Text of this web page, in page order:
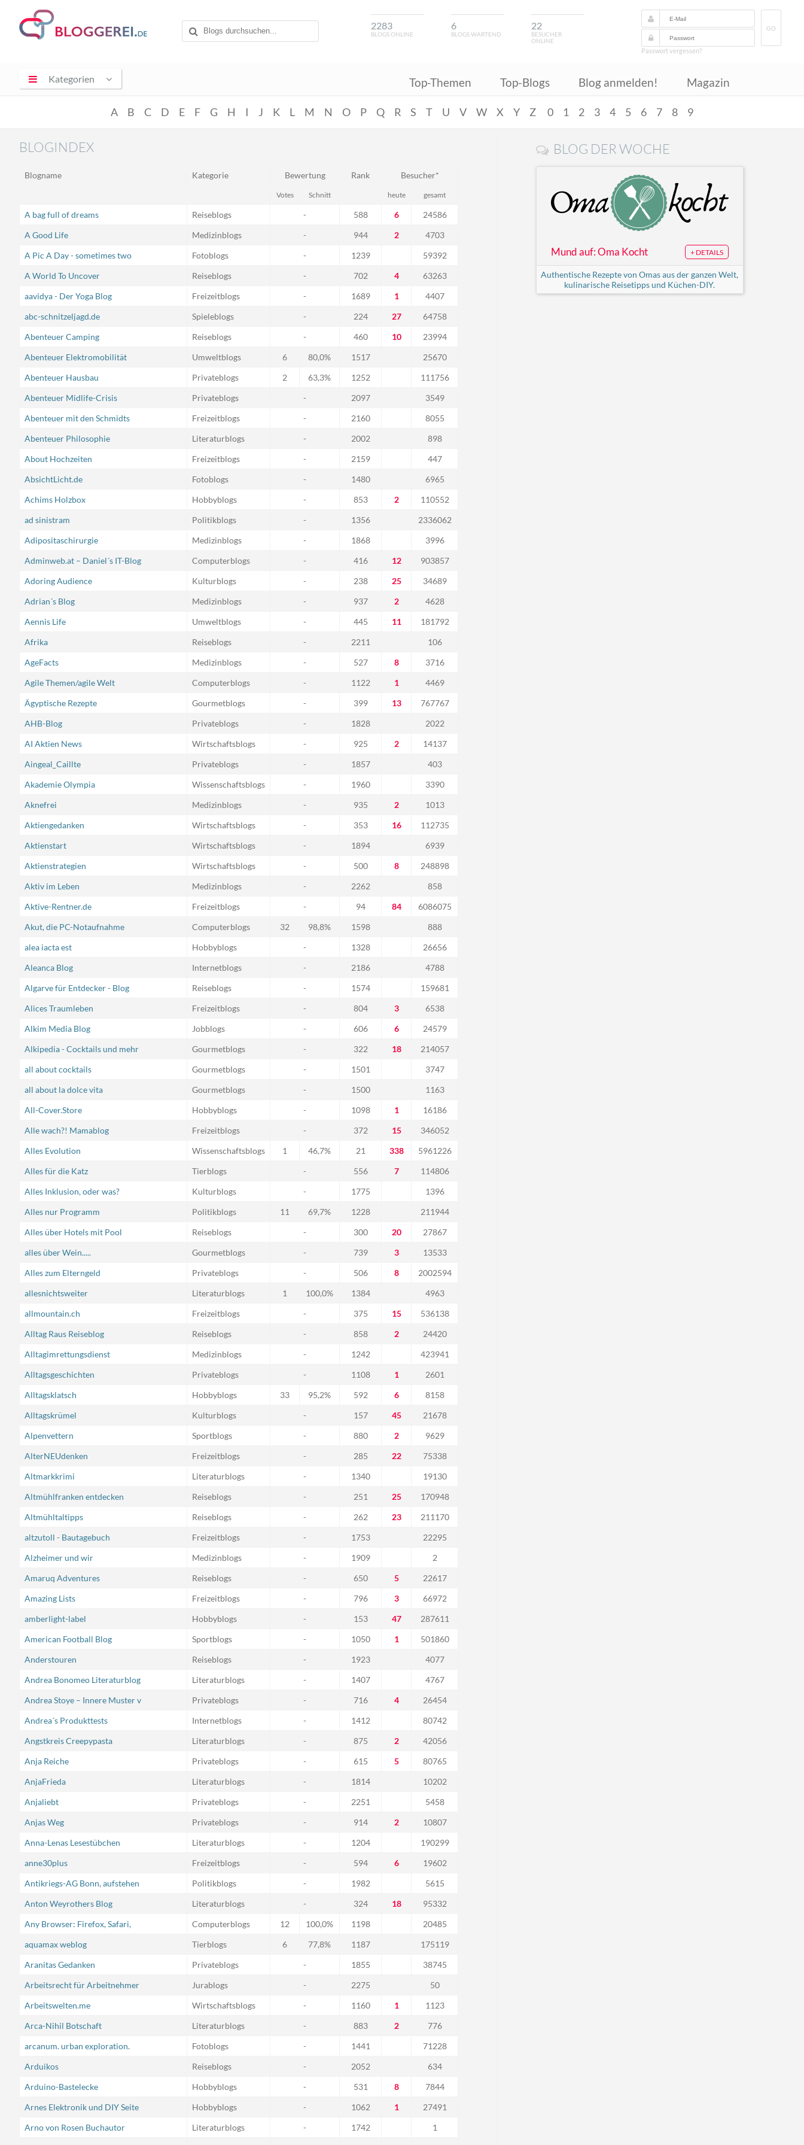
2283
BLOGS ONLINE
6
BLOGS WARTEND
22
BESUCHER
ONLINE
GO
Passwort vergessen?
Kategorien Top-Themen Top-Blogs Blog anmelden! Magazin
A B C D E F G H I J K L M N O P Q R S T U V W X Y Z 0 1 2 3 4 5 6 7 8 9
BLOGINDEX
Blogname Kategorie Bewertung Rank Besucher*
Votes Schnitt heute gesamt
A bag full of dreams Reiseblogs - 588 6
24586
A Good Life
Medizinblogs - 944 2
4703
A Pic A Day - sometimes two
Fotoblogs - 1239
59392
A World To Uncover
Reiseblogs - 702 4
63263
aavidya - Der Yoga Blog
Freizeitblogs - 1689 1
4407
abc-schnitzeljagd.de
Spieleblogs - 224 27
64758
Abenteuer Camping
Reiseblogs - 460 10
23994
Abenteuer Elektromobilität
Umweltblogs 6 80,0% 1517
25670
Abenteuer Hausbau
Privateblogs 2 63,3% 1252
111756
Abenteuer Midlife-Crisis
Privateblogs - 2097
3549
Abenteuer mit den Schmidts
Freizeitblogs - 2160
8055
Abenteuer Philosophie
Literaturblogs - 2002
898
About Hochzeiten
Freizeitblogs - 2159
447
AbsichtLicht.de
Fotoblogs - 1480
6965
Achims Holzbox
Hobbyblogs - 853 2
110552
ad sinistram
Politikblogs - 1356
2336062
Adipositaschirurgie
Medizinblogs - 1868
3996
Adminweb.at – Daniel´s IT-Blog
Computerblogs - 416 12
903857
Adoring Audience
Kulturblogs - 238 25
34689
Adrian´s Blog
Medizinblogs - 937 2
4628
Aennis Life
Umweltblogs - 445 11
181792
Afrika
Reiseblogs - 2211
106
AgeFacts
Medizinblogs - 527 8
3716
Agile Themen/agile Welt
Computerblogs - 1122 1
4469
Ägyptische Rezepte
Gourmetblogs - 399 13
767767
AHB-Blog
Privateblogs - 1828
2022
AI Aktien News
Wirtschaftsblogs - 925 2
14137
Aingeal_Caillte
Privateblogs - 1857
403
Akademie Olympia
Wissenschaftsblogs - 1960
3390
Aknefrei
Medizinblogs - 935 2
1013
Aktiengedanken
Wirtschaftsblogs - 353 16
112735
Aktienstart
Wirtschaftsblogs - 1894
6939
Aktienstrategien
Wirtschaftsblogs - 500 8
248898
Aktiv im Leben
Medizinblogs - 2262
858
Aktive-Rentner.de
Freizeitblogs - 94 84
6086075
Akut, die PC-Notaufnahme
Computerblogs 32 98,8% 1598
888
alea iacta est
Hobbyblogs - 1328
26656
Aleanca Blog
Internetblogs - 2186
4788
Algarve für Entdecker - Blog
Reiseblogs - 1574
159681
Alices Traumleben
Freizeitblogs - 804 3
6538
Alkim Media Blog
Jobblogs - 606 6
24579
Alkipedia - Cocktails und mehr
Gourmetblogs - 322 18
214057
all about cocktails
Gourmetblogs - 1501
3747
all about la dolce vita
Gourmetblogs - 1500
1163
All-Cover.Store
Hobbyblogs - 1098 1
16186
Alle wach?! Mamablog
Freizeitblogs - 372 15
346052
Alles Evolution
Wissenschaftsblogs 1 46,7% 21 338
5961226
Alles für die Katz
Tierblogs - 556 7
114806
Alles Inklusion, oder was?
Kulturblogs - 1775
1396
Alles nur Programm
Politikblogs 11 69,7% 1228
211944
Alles über Hotels mit Pool
Reiseblogs - 300 20
27867
alles über Wein.....
Gourmetblogs - 739 3
13533
Alles zum Elterngeld
Privateblogs - 506 8
2002594
allesnichtsweiter
Literaturblogs 1 100,0% 1384
4963
allmountain.ch
Freizeitblogs - 375 15
536138
Alltag Raus Reiseblog
Reiseblogs - 858 2
24420
Alltagimrettungsdienst
Medizinblogs - 1242
423941
Alltagsgeschichten
Privateblogs - 1108 1
2601
Alltagsklatsch
Hobbyblogs 33 95,2% 592 6
8158
Alltagskrümel
Kulturblogs - 157 45
21678
Alpenvettern
Sportblogs - 880 2
9629
AlterNEUdenken
Freizeitblogs - 285 22
75338
Altmarkkrimi
Literaturblogs - 1340
19130
Altmühlfranken entdecken
Reiseblogs - 251 25
170948
Altmühltaltipps
Reiseblogs - 262 23
211170
altzutoll - Bautagebuch
Freizeitblogs - 1753
22295
Alzheimer und wir
Medizinblogs - 1909
2
Amaruq Adventures
Reiseblogs - 650 5
22617
Amazing Lists
Freizeitblogs - 796 3
66972
amberlight-label
Hobbyblogs - 153 47
287611
American Football Blog
Sportblogs - 1050 1
501860
Anderstouren
Reiseblogs - 1923
4077
Andrea Bonomeo Literaturblog
Literaturblogs - 1407
4767
Andrea Stoye – Innere Muster v
Privateblogs - 716 4
26454
Andrea´s Produkttests
Internetblogs - 1412
80742
Angstkreis Creepypasta
Literaturblogs - 875 2
42056
Anja Reiche
Privateblogs - 615 5
80765
AnjaFrieda
Literaturblogs - 1814
10202
Anjaliebt
Privateblogs - 2251
5458
Anjas Weg
Privateblogs - 914 2
10807
Anna-Lenas Lesestübchen
Literaturblogs - 1204
190299
anne30plus
Freizeitblogs - 594 6
19602
Antikriegs-AG Bonn, aufstehen
Politikblogs - 1982
5615
Anton Weyrothers Blog
Literaturblogs - 324 18
95332
Any Browser: Firefox, Safari,
Computerblogs 12 100,0% 1198
20485
aquamax weblog
Tierblogs 6 77,8% 1187
175119
Aranitas Gedanken
Privateblogs - 1855
38745
Arbeitsrecht für Arbeitnehmer
Jurablogs - 2275
50
Arbeitswelten.me
Wirtschaftsblogs - 1160 1
1123
Arca-Nihil Botschaft
Literaturblogs - 883 2
776
arcanum. urban exploration.
Fotoblogs - 1441
71228
Arduikos
Reiseblogs - 2052
634
Arduino-Bastelecke
Hobbyblogs - 531 8
7844
Arnes Elektronik und DIY Seite
Hobbyblogs - 1062 1
27491
Arno von Rosen Buchautor
Literaturblogs - 1742
1
BLOG DER WOCHE
Mund auf: Oma Kocht + DETAILS
Authentische Rezepte von Omas aus der ganzen Welt,
kulinarische Reisetipps und Küchen-DIY.